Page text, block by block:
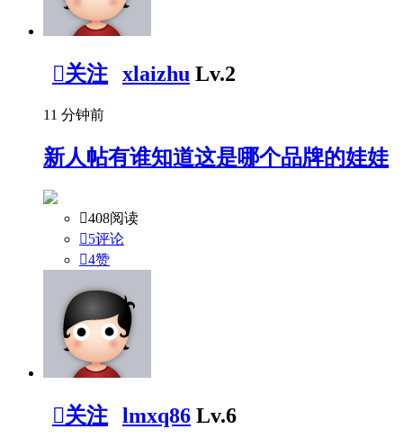
关注 xlaizhu Lv.2
11 分钟前
新人帖有谁知道这是哪个品牌的娃娃
408阅读
5评论
4赞
关注 lmxq86 Lv.6